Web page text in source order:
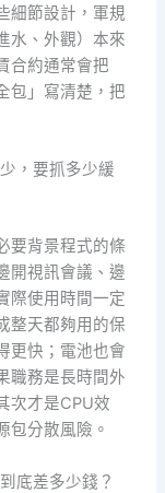
細節設計，軍規
水、外觀）本來
合約通常會把
包」寫清楚，把
，要抓多少緩
要背景程式的條
開視訊會議、邊
際使用時間一定
整天都夠用的保
更快；電池也會
職務是長時間外
次才是CPU效
包分散風險。
底差多少錢？